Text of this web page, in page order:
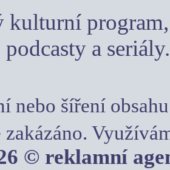
kulturní
a seriály.
nebo šíření
© reklamní